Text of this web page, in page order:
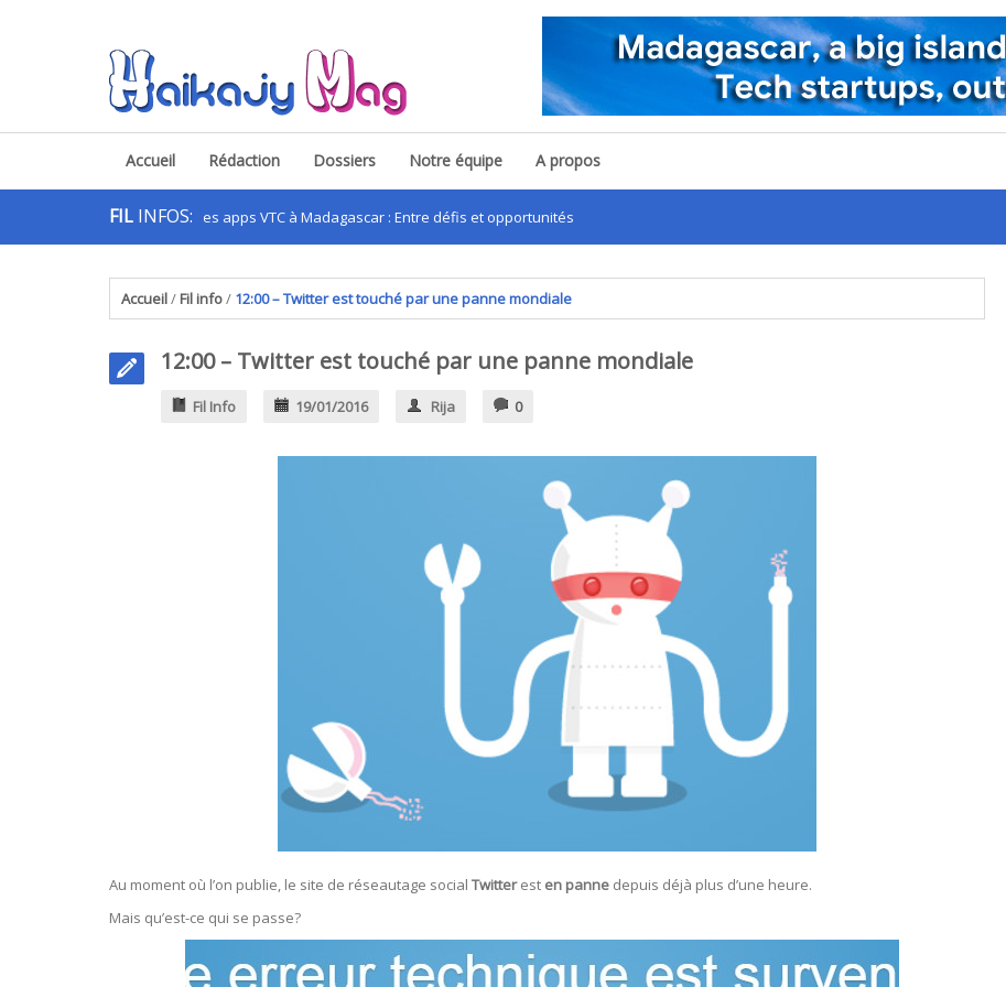
Accueil Rédaction Dossiers Notre équipe A propos
FIL INFOS:
Les apps VTC à Madagascar : Entre défis et opportunités
Accueil/ Fil info/ 12:00 – Twitter est touché par une panne mondiale
12:00 – Twitter est touché par une panne mondiale
Fil Info 19/01/2016 Rija 0
Au moment où l’on publie, le site de réseautage social Twitterest en panne depuis déjà plus d’une heure.
Mais qu’est-ce qui se passe?